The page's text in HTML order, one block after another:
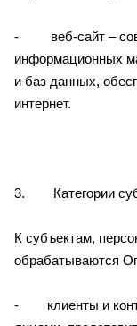
- веб-сайт –
информационных
и баз данных,
интернет.
3. Категории
К субъектам,
обрабатываются
- клиенты и